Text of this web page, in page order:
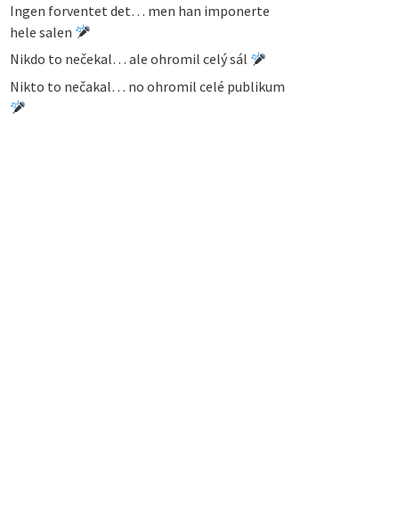
Ingen forventet det… men han imponerte
hele salen
Nikdo to nečekal… ale ohromil celý sál
Nikto to nečakal… no ohromil celé publikum